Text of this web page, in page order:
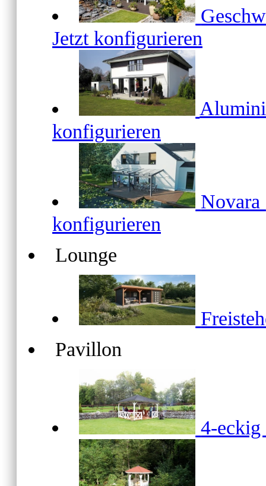
Jetzt konfigurieren
konfigurieren
Novara
konfigurieren
Lounge
Pavillon
4-eckig